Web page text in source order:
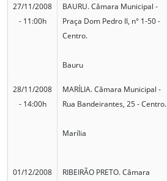
27/11/2008
- 11:00h
BAURU. Câmara Municipal -
Praça Dom Pedro II, n° 1-50 -
Centro.
Bauru
28/11/2008
- 14:00h
MARÍLIA. Câmara Municipal -
Rua Bandeirantes, 25 - Centro.
Marília
01/12/2008
RIBEIRÃO PRETO. Câmara